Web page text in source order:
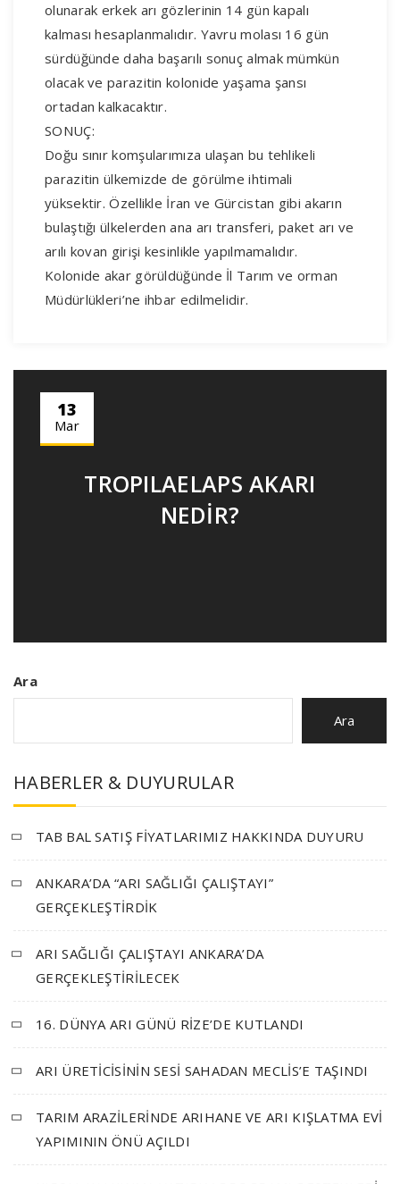
olunarak erkek arı gözlerinin 14 gün kapalı
kalması hesaplanmalıdır. Yavru molası 16 gün
sürdüğünde daha başarılı sonuç almak mümkün
olacak ve parazitin kolonide yaşama şansı
ortadan kalkacaktır.
SONUÇ:
Doğu sınır komşularımıza ulaşan bu tehlikeli
parazitin ülkemizde de görülme ihtimali
yüksektir. Özellikle İran ve Gürcistan gibi akarın
bulaştığı ülkelerden ana arı transferi, paket arı ve
arılı kovan girişi kesinlikle yapılmamalıdır.
Kolonide akar görüldüğünde İl Tarım ve orman
Müdürlükleri’ne ihbar edilmelidir.
13
Mar
TROPILAELAPS AKARI
NEDİR?
Ara
Ara
HABERLER & DUYURULAR
TAB BAL SATIŞ FİYATLARIMIZ HAKKINDA DUYURU
ANKARA’DA “ARI SAĞLIĞI ÇALIŞTAYI”
GERÇEKLEŞTİRDİK
ARI SAĞLIĞI ÇALIŞTAYI ANKARA’DA
GERÇEKLEŞTİRİLECEK
16. DÜNYA ARI GÜNÜ RİZE’DE KUTLANDI
ARI ÜRETİCİSİNİN SESİ SAHADAN MECLİS’E TAŞINDI
TARIM ARAZİLERİNDE ARIHANE VE ARI KIŞLATMA EVİ
YAPIMININ ÖNÜ AÇILDI